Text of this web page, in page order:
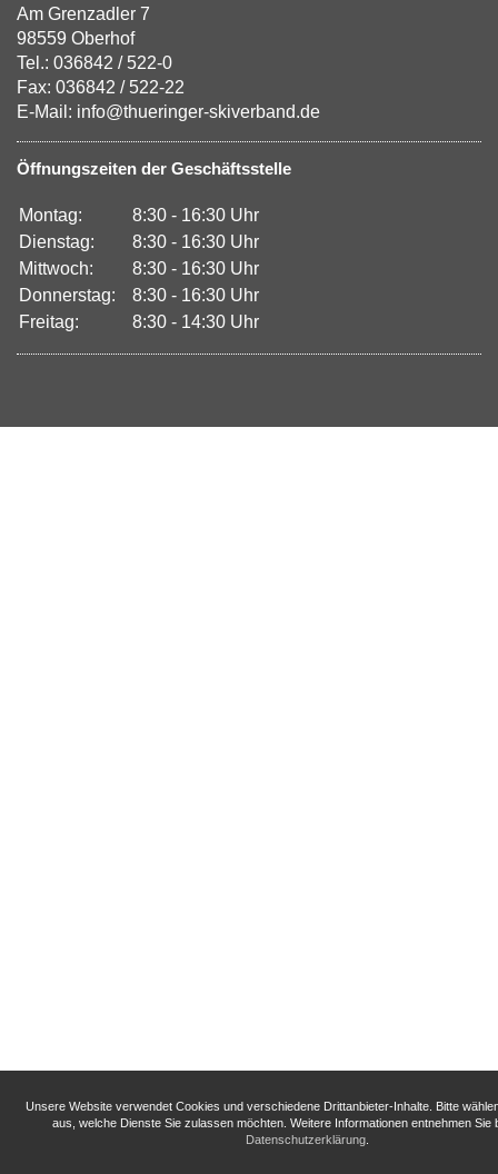
Am Grenzadler 7
98559 Oberhof
Tel.: 036842 / 522-0
Fax: 036842 / 522-22
E-Mail: info@thueringer-skiverband.de
Öffnungszeiten der Geschäftsstelle
Montag:
8:30 - 16:30 Uhr
Dienstag:
8:30 - 16:30 Uhr
Mittwoch:
8:30 - 16:30 Uhr
Donnerstag:
8:30 - 16:30 Uhr
Freitag:
8:30 - 14:30 Uhr
Unsere Website verwendet Cookies und verschiedene Drittanbieter-Inhalte. Bitte
aus, welche Dienste Sie zulassen möchten. Weitere Informationen entnehmen Sie
Datenschutzerklärung.